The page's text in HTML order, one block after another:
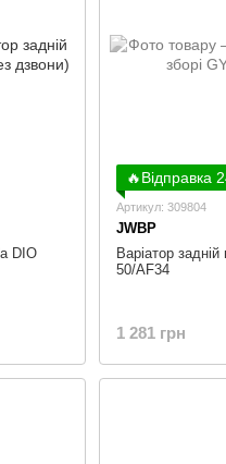
DIO
🔥Відправка
Артикул: 309804
JWBP
Варіатор задній
50/AF34
1 281 грн